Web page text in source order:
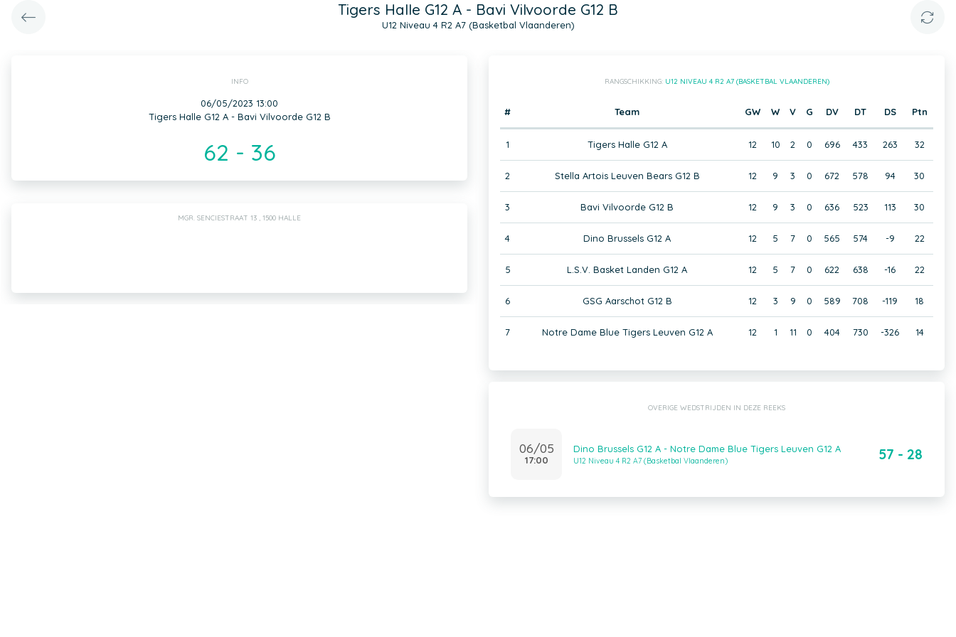
Tigers Halle G12 A - Bavi Vilvoorde G12 B
U12 Niveau 4 R2 A7 (Basketbal Vlaanderen)
INFO
06/05/2023 13:00
Tigers Halle G12 A - Bavi Vilvoorde G12 B
62 - 36
MGR. SENCIESTRAAT 13 , 1500 HALLE
RANGSCHIKKING: U12 NIVEAU 4 R2 A7 (BASKETBAL VLAANDEREN)
# Team GW W V G DV DT DS Ptn
1 Tigers Halle G12 A 12 10 2 0 696 433 263 32
2 Stella Artois Leuven Bears G12 B 12 9 3 0 672 578 94 30
3 Bavi Vilvoorde G12 B 12 9 3 0 636 523 113 30
4 Dino Brussels G12 A 12 5 7 0 565 574 -9 22
5 L.S.V. Basket Landen G12 A 12 5 7 0 622 638 -16 22
6 GSG Aarschot G12 B 12 3 9 0 589 708 -119 18
7 Notre Dame Blue Tigers Leuven G12 A 12 1 11 0 404 730 -326 14
OVERIGE WEDSTRIJDEN IN DEZE REEKS
06/05
17:00
Dino Brussels G12 A - Notre Dame Blue Tigers Leuven G12 A
U12 Niveau 4 R2 A7 (Basketbal Vlaanderen) 57 - 28